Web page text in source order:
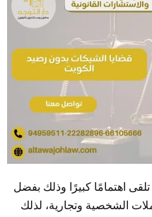
اهتمامًا كبيرًا وذلك بفضل
الشخصية وتجارية، لذلك